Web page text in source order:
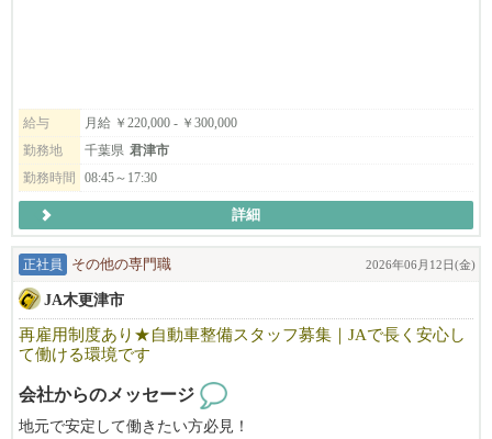
必要なのは、お客様の車を自分の車のように大切にするホスピタ
リティと、ゼロから学ぶ意欲です。
オンは女性が多く、女性が大活躍中です！
気になることや分からないことなどもお気軽にお問合せくださ
い。
皆様のご応募お待ちしております。
給与
月給 ￥220,000 - ￥300,000
勤務地
千葉県 君津市
勤務時間
08:45～17:30
詳細
正社員 その他の専門職 2026年06月12日(金)
JA木更津市
再雇用制度あり★自動車整備スタッフ募集｜JAで長く安心し
て働ける環境です
会社からのメッセージ
地元で安定して働きたい方必見！